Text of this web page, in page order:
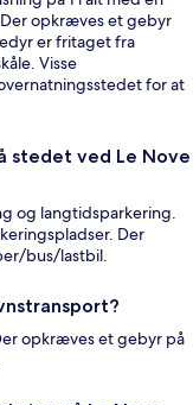
opkræves et gebyr
er fritaget fra
Visse
for at
stedet ved Le Nove
og langtidsparkering.
Der
bus/lastbil.
opkræves et gebyr på